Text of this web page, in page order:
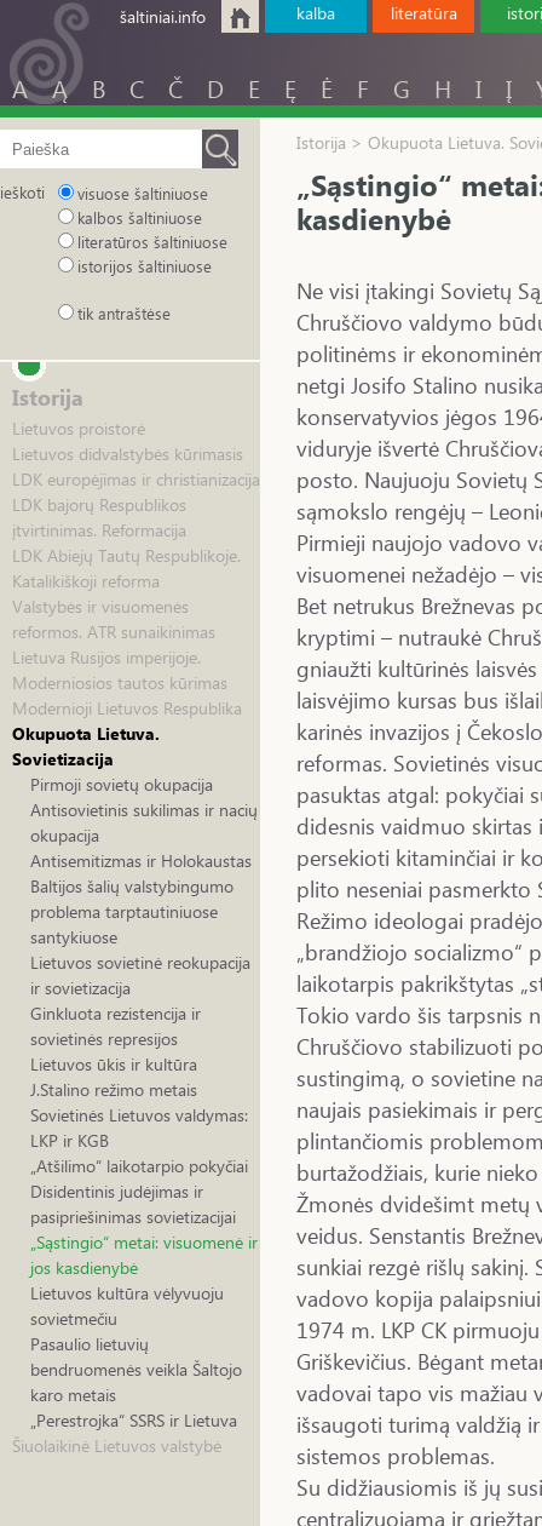
šaltiniai.info kalba literatūra
A Ą B C Č D E Ę Ė F G H I Į
ieškoti
visuose šaltiniuose
kalbos šaltiniuose
literatūros šaltiniuose
istorijos šaltiniuose
tik antraštėse
Istorija
Lietuvos proistorė
Lietuvos didvalstybės kūrimasis
LDK europėjimas ir christianizacija
LDK bajorų Respublikos
įtvirtinimas. Reformacija
LDK Abiejų Tautų Respublikoje.
Katalikiškoji reforma
Valstybės ir visuomenės
reformos. ATR sunaikinimas
Lietuva Rusijos imperijoje.
Moderniosios tautos kūrimas
Modernioji Lietuvos Respublika
Okupuota Lietuva.
Sovietizacija
Pirmoji sovietų okupacija
Antisovietinis sukilimas ir nacių
okupacija
Antisemitizmas ir Holokaustas
Baltijos šalių valstybingumo
problema tarptautiniuose
santykiuose
Lietuvos sovietinė reokupacija
ir sovietizacija
Ginkluota rezistencija ir
sovietinės represijos
Lietuvos ūkis ir kultūra
J.Stalino režimo metais
Sovietinės Lietuvos valdymas:
LKP ir KGB
„Atšilimo“ laikotarpio pokyčiai
Disidentinis judėjimas ir
pasipriešinimas sovietizacijai
„Sąstingio“ metai: visuomenė ir
jos kasdienybė
Lietuvos kultūra vėlyvuoju
sovietmečiu
Pasaulio lietuvių
bendruomenės veikla Šaltojo
karo metais
„Perestrojka“ SSRS ir Lietuva
Šiuolaikinė Lietuvos valstybė
Istorija > Okupuota Lietuva.
„Sąstingio“
kasdienybė
Ne visi įtakingi Sovietų
Chruščiovo valdymo
politinėms ir
netgi Josifo Stalino
konservatyvios jėgos
viduryje išvertė
posto. Naujuoju Sovietų
sąmokslo rengėjų –
Pirmieji naujojo vadovo
visuomenei nežadėjo –
Bet netrukus Brežnevas
kryptimi – nutraukė
gniaužti kultūrinės
laisvėjimo kursas bus
karinės invazijos į
reformas. Sovietinės
pasuktas atgal: pokyčiai
didesnis vaidmuo
persekioti kitaminčiai ir
plito neseniai
Režimo ideologai
„brandžiojo socializmo“
laikotarpis pakrikštytas
Tokio vardo šis tarpsnis
Chruščiovo stabilizuoti
sustingimą, o sovietine
naujais pasiekimais ir
plintančiomis
burtažodžiais, kurie
Žmonės dvidešimt metų
veidus. Senstantis
sunkiai rezgė rišlų sakinį.
vadovo kopija
1974 m. LKP CK
Griškevičius. Bėgant
vadovai tapo vis mažiau
išsaugoti turimą valdžią
sistemos problemas.
Su didžiausiomis iš jų
centralizuojama ir